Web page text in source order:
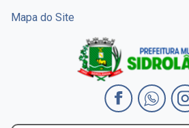
Mapa do Site